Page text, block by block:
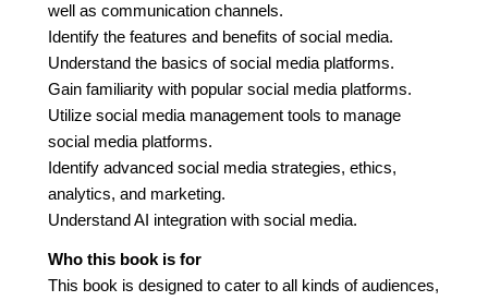
well as communication channels.
Identify the features and benefits of social media.
Understand the basics of social media platforms.
Gain familiarity with popular social media platforms.
Utilize social media management tools to manage
social media platforms.
Identify advanced social media strategies, ethics,
analytics, and marketing.
Understand AI integration with social media.
Who this book is for
This book is designed to cater to all kinds of audiences,